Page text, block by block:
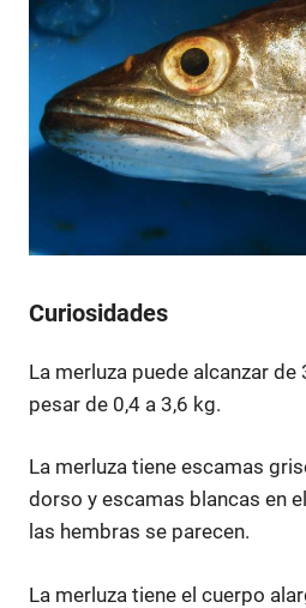
Curiosidades
La merluza puede alcanzar
pesar de 0,4 a 3,6 kg.
La merluza tiene escamas
dorso y escamas blancas en
las hembras se parecen.
La merluza tiene el cuerpo